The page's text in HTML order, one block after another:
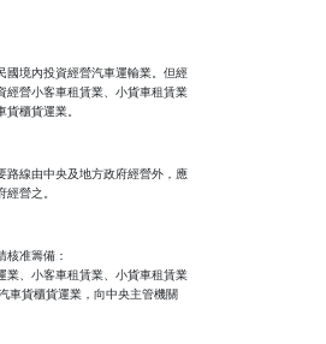
國境內投資經營汽車運輸業。但經
經營小客車租賃業、小貨車租賃業
櫃貨運業。
路線由中央及地方政府經營外，應
營之。
核准籌備：
業、小客車租賃業、小貨車租賃業
車貨櫃貨運業，向中央主管機關